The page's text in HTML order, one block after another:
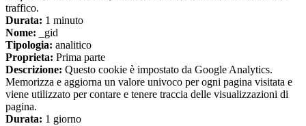
traffico.
Durata: 1 minuto
Nome: _gid
Tipologia: analitico
Proprieta: Prima parte
Descrizione: Questo cookie è impostato da Google Analytics.
Memorizza e aggiorna un valore univoco per ogni pagina visitata e
viene utilizzato per contare e tenere traccia delle visualizzazioni di
pagina.
Durata: 1 giorno